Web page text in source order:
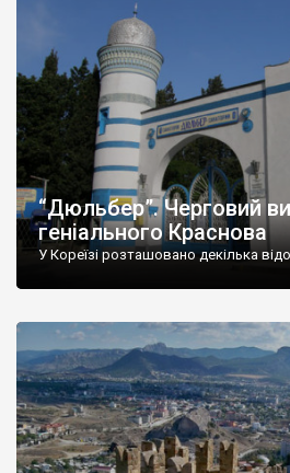
“Дюльбер”. Черговий
геніального Краснова
У Кореїзі розташовано декілька